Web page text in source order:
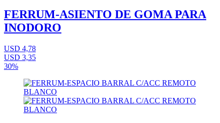
FERRUM-ASIENTO DE GOMA PARA
INODORO
USD 4,78
USD 3,35
30%